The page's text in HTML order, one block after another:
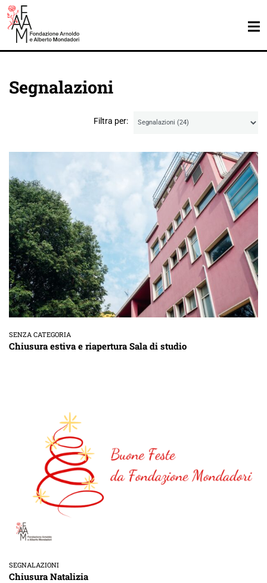
Segnalazioni
Filtra per:
SENZA CATEGORIA
Chiusura estiva e riapertura Sala di studio
SEGNALAZIONI
Chiusura Natalizia